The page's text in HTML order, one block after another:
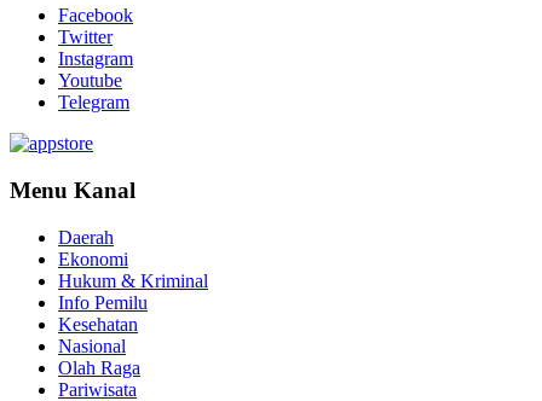
Facebook
Twitter
Instagram
Youtube
Telegram
Menu Kanal
Daerah
Ekonomi
Hukum & Kriminal
Info Pemilu
Kesehatan
Nasional
Olah Raga
Pariwisata